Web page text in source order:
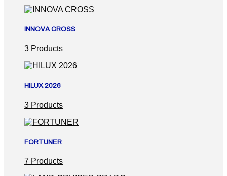
INNOVA CROSS
3 Products
HILUX 2026
3 Products
FORTUNER
7 Products